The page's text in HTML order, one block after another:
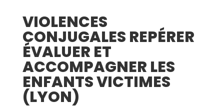
VIOLENCES
CONJUGALES REPÉRER
ÉVALUER ET
ACCOMPAGNER LES
ENFANTS VICTIMES
(LYON)